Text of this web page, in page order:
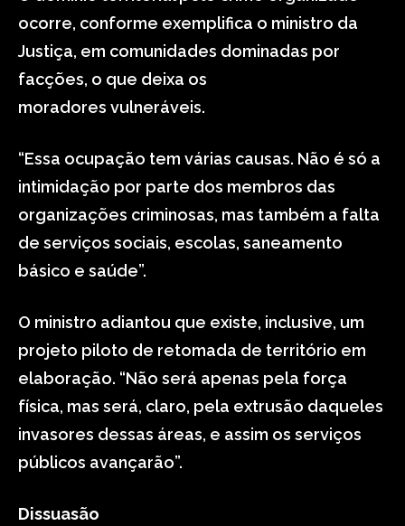
ocorre, conforme exemplifica o ministro da
Justiça, em comunidades dominadas por
facções, o que deixa os
moradores vulneráveis.
“Essa ocupação tem várias causas. Não é só a
intimidação por parte dos membros das
organizações criminosas, mas também a falta
de serviços sociais, escolas, saneamento
básico e saúde”.
O ministro adiantou que existe, inclusive, um
projeto piloto de retomada de território em
elaboração. “Não será apenas pela força
física, mas será, claro, pela extrusão daqueles
invasores dessas áreas, e assim os serviços
públicos avançarão”.
Dissuasão